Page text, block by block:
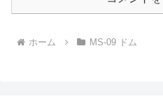
ホーム MS-09 ドム